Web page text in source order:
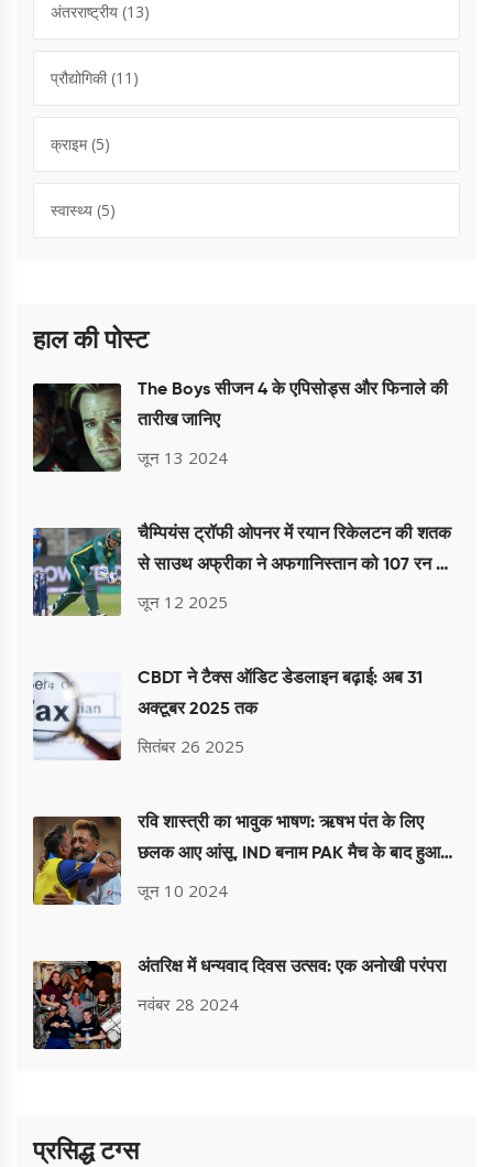
अंतरराष्ट्रीय (13)
प्रौद्योगिकी(11)
क्राइम(5)
स्वास्थ्य (5)
हाल की पोस्ट
The Boys सीजन 4 के एपिसोड्स और फिनाले की
तारीख जानिए
जून 13 2024
चैम्पियंस ट्रॉफी ओपनर में रयान रिकेलटन की शतक
से साउथ अफ्रीका ने अफगानिस्तान को 107 रन से
हराया
जून 12 2025
CBDT ने टैक्स ऑडिट डेडलाइन बढ़ाई: अब 31
अक्टूबर 2025 तक
सितंबर 26 2025
रवि शास्त्री का भावुक भाषण: ऋषभ पंत के लिए
छलक आए आंसू, IND बनाम PAK मैच के बाद हुआ
वायरल
जून 10 2024
अंतरिक्ष में धन्यवाद दिवस उत्सव: एक अनोखी परंपरा
नवंबर 28 2024
प्रसिद्ध टग्स